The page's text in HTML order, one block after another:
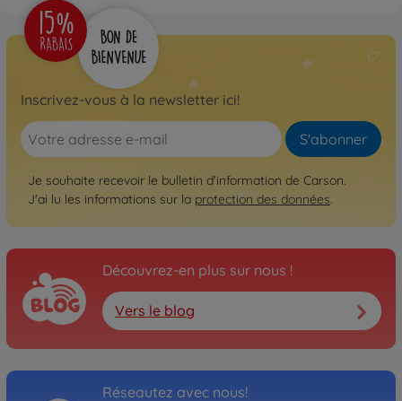
Inscrivez-vous à la newsletter ici!
S'abonner
Je souhaite recevoir le bulletin d'information de Carson.
J'ai lu les informations sur la protection des données.
Découvrez-en plus sur nous !
Vers le blog
Réseautez avec nous!